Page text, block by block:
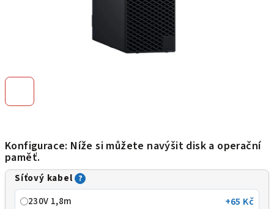
Konfigurace: Níže si můžete navýšit disk a operační
paměť.
Síťový kabel ?
230V 1,8m +65 Kč